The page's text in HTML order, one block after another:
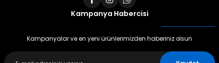
Kampanya Habercisi
Kampanyalar ve en yeni ürünlerimizden haberiniz olsun